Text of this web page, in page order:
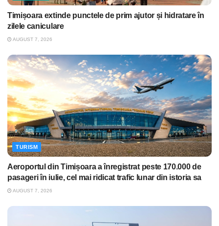
Timișoara extinde punctele de prim ajutor și hidratare în
zilele caniculare
AUGUST 7, 2026
TURISM
Aeroportul din Timișoara a înregistrat peste 170.000 de
pasageri în iulie, cel mai ridicat trafic lunar din istoria sa
AUGUST 7, 2026